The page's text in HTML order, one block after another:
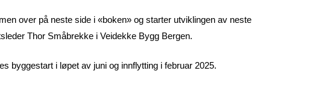
over på neste side i «boken» og starter utviklingen av neste
Thor Småbrekke i Veidekke Bygg Bergen.
byggestart i løpet av juni og innflytting i februar 2025.